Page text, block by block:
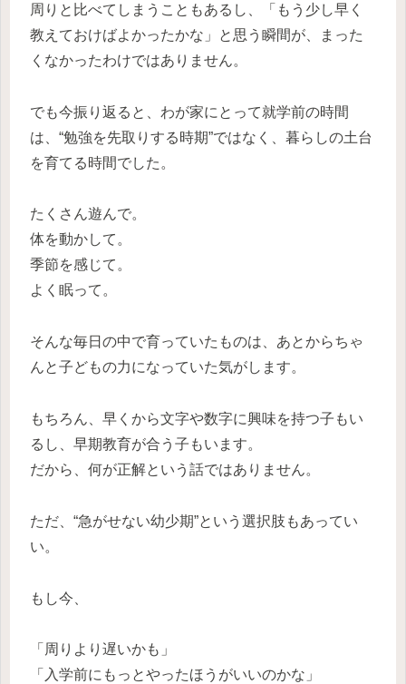
周りと比べてしまうこともあるし、「もう少し早く
教えておけばよかったかな」と思う瞬間が、まった
くなかったわけではありません。
でも今振り返ると、わが家にとって就学前の時間
は、“勉強を先取りする時期”ではなく、暮らしの土台
を育てる時間でした。
たくさん遊んで。
体を動かして。
季節を感じて。
よく眠って。
そんな毎日の中で育っていたものは、あとからちゃ
んと子どもの力になっていた気がします。
もちろん、早くから文字や数字に興味を持つ子もい
るし、早期教育が合う子もいます。
だから、何が正解という話ではありません。
ただ、“急がせない幼少期”という選択肢もあってい
い。
もし今、
「周りより遅いかも」
「入学前にもっとやったほうがいいのかな」